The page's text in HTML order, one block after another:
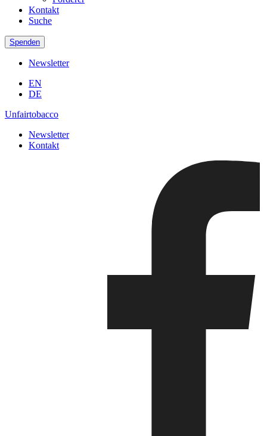
Kontakt
Suche
Spenden
Newsletter
EN
DE
Unfairtobacco
Newsletter
Kontakt